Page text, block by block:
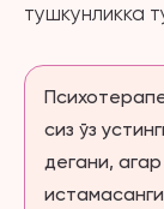
тушкунликка
сиз ўз
дегани,